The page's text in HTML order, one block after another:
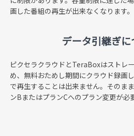
画した番組の再生が出来なくなります。
データ引継ぎに
ピクセラクラウドとTeraBoxはストレ
め、無料おためし期間にクラウド録画
で再生することは出来ません。そのま
ンBまたはプランCへのプラン変更が必